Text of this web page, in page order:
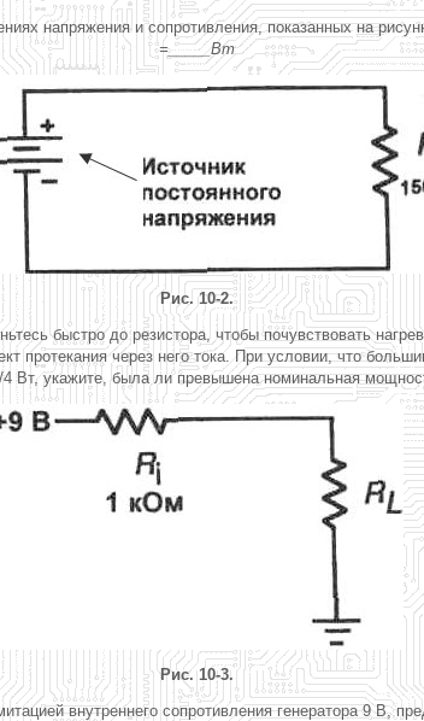
напряжения и сопротивления, показанных на
=_____Вт
Рис. 10-2.
быстро до резистора, чтобы почувствовать
протекания через него тока. При условии, что
Вт, укажите, была ли превышена номинальная
Рис. 10-3.
внутреннего сопротивления генератора 9 В,